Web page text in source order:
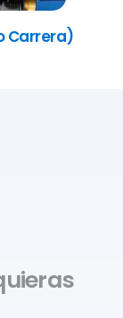
Carrera)